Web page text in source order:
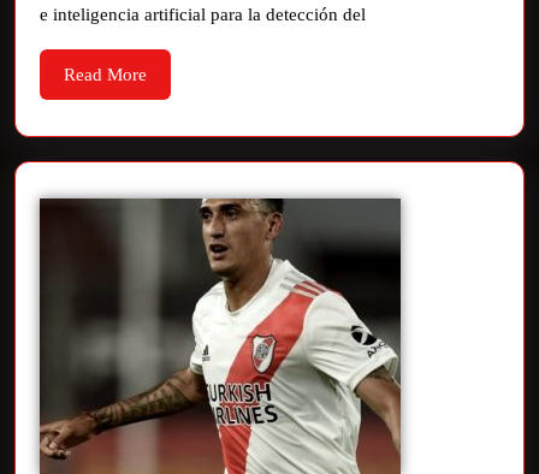
e inteligencia artificial para la detección del
Read More